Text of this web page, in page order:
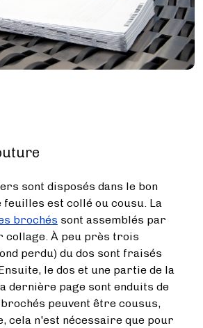
sont disposés dans le bon
est collé ou cousu. La
brochés sont assemblés par
collage. À peu près trois
perdu) du dos sont fraisés
le dos et une partie de la
dernière page sont enduits de
peuvent être cousus,
cela n'est nécessaire que pour